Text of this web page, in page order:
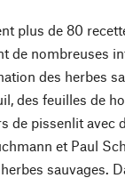
plus de 80
de nombreuses
des herbes
des feuilles de
de pissenlit avec
et Paul
sauvages.